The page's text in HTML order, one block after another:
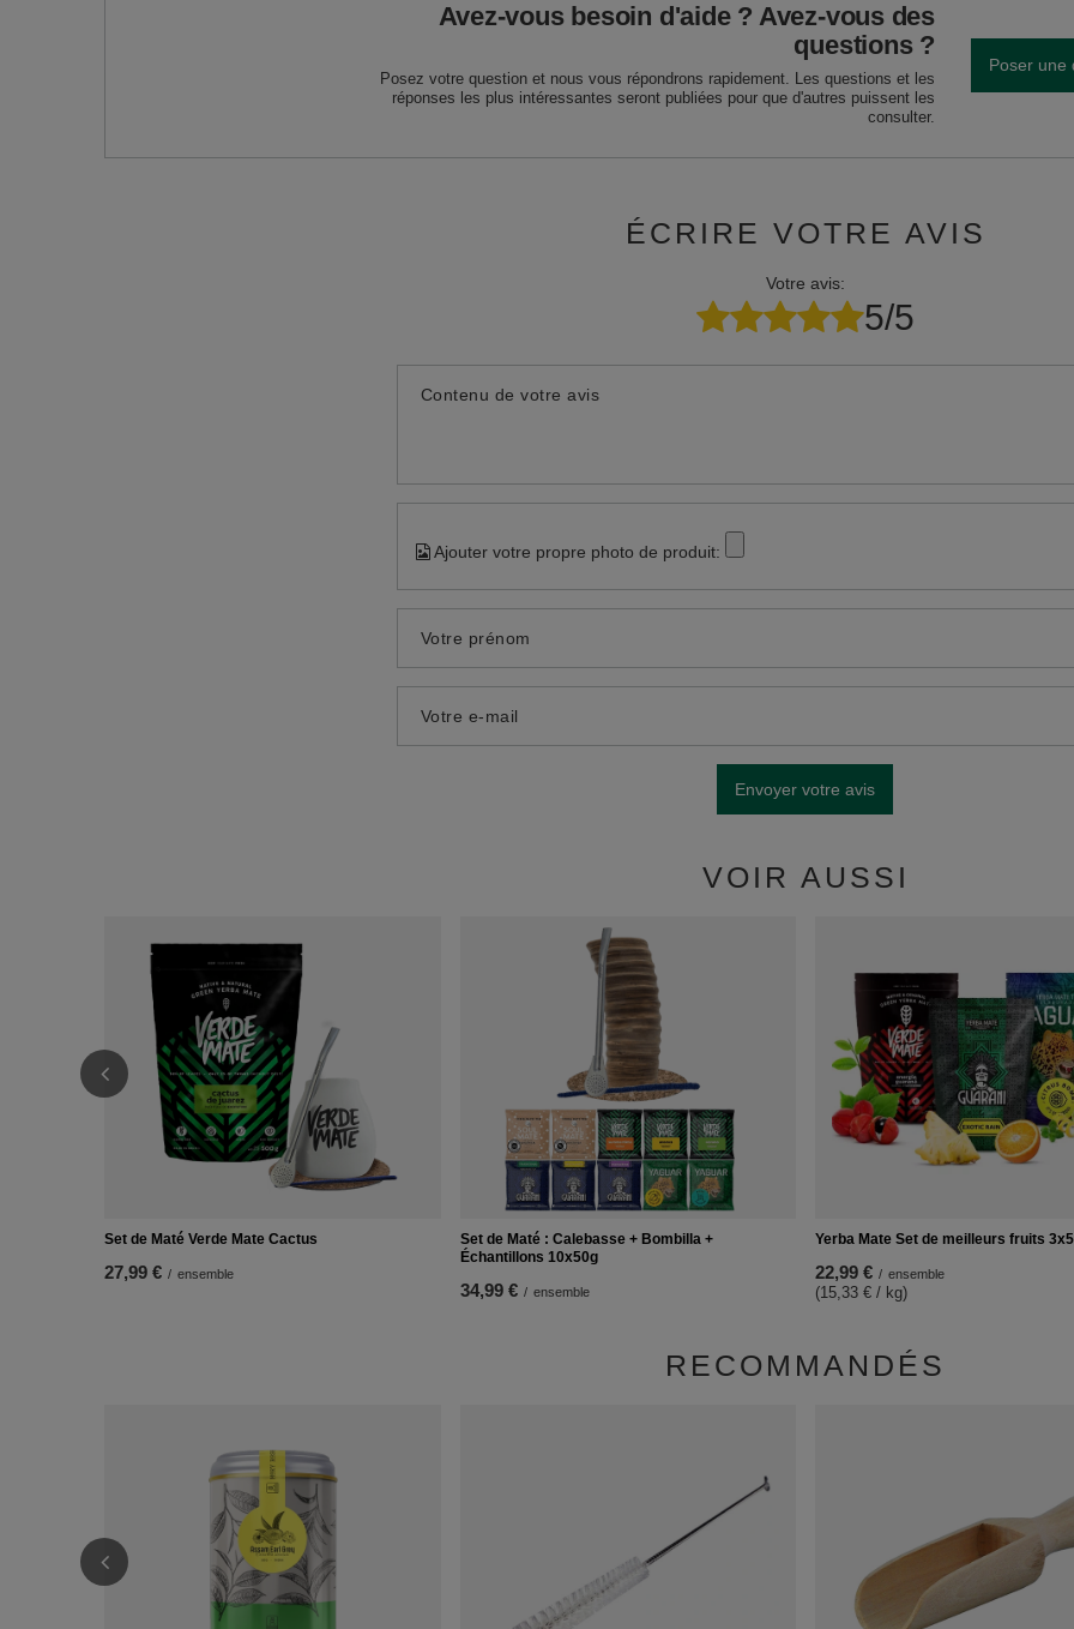
Avez-vous besoin d'aide ? Avez-vous des
questions ?
Posez votre question et nous vous répondrons rapidement. Les questions et les
réponses les plus intéressantes seront publiées pour que d'autres puissent les
consulter.
Poser une
ÉCRIRE VOTRE AVIS
Votre avis:
5/5
Contenu de votre avis
Ajouter votre propre photo de produit:
Votre prénom
Votre e-mail
Envoyer votre avis
VOIR AUSSI
Set de Maté Verde Mate Cactus
27,99 € / ensemble
Set de Maté : Calebasse + Bombilla +
Échantillons 10x50g
34,99 € / ensemble
Yerba Mate Set de meilleurs fruits
22,99 € / ensemble
(15,33 € / kg)
RECOMMANDÉS